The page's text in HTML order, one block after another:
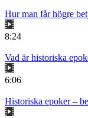
Hur man får högre
8:24
Vad är historiska
6:06
Historiska epoker –